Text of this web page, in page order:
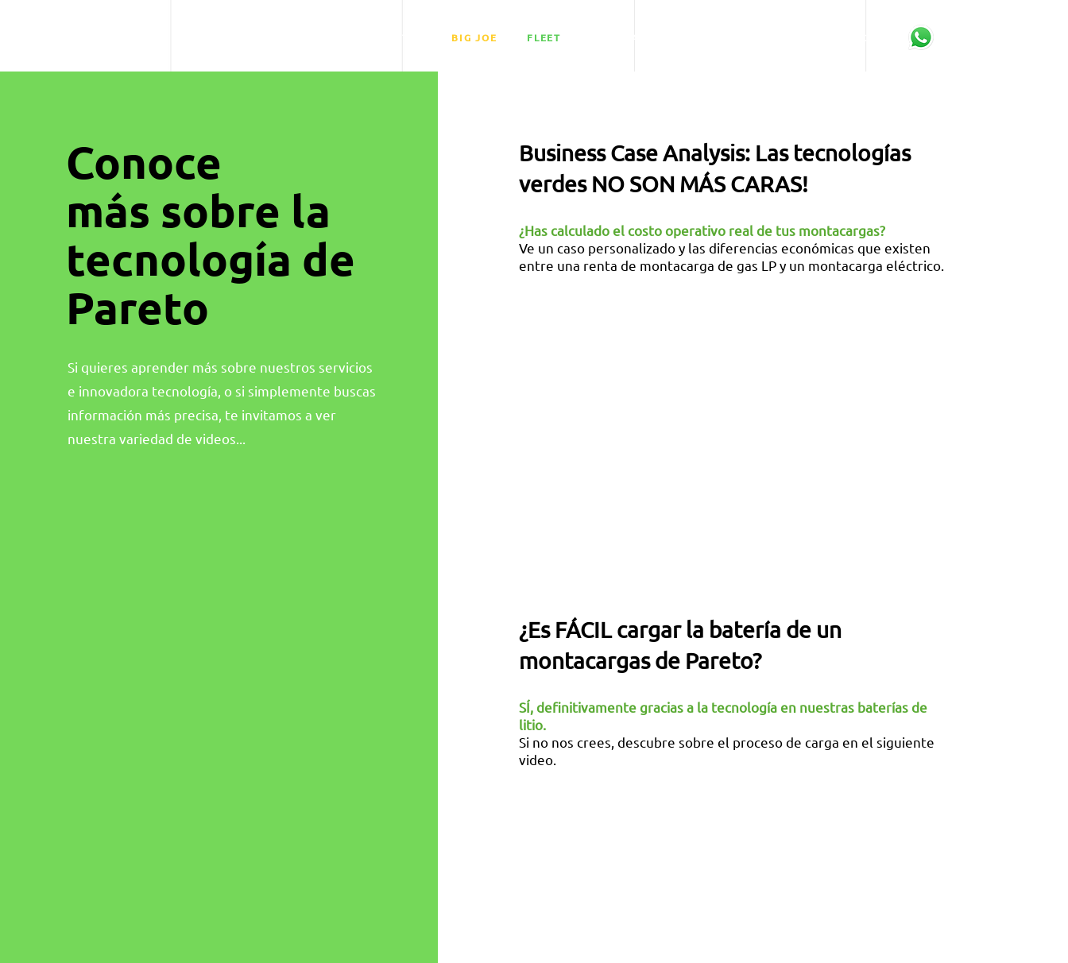
BIG JOE FLEET
Conoce
más sobre la
tecnología de
Pareto
Si quieres aprender más sobre nuestros servicios
e innovadora tecnología, o si simplemente buscas
información más precisa, te invitamos a ver
nuestra variedad de videos...
Business Case Analysis: Las tecnologías
verdes NO SON MÁS CARAS!
¿Has calculado el costo operativo real de tus montacargas?
Ve un caso personalizado y las diferencias económicas que existen
entre una renta de montacarga de gas LP y un montacarga eléctrico.
¿Es FÁCIL cargar la batería de un
montacargas de Pareto?
SÍ, definitivamente gracias a la tecnología en nuestras baterías de
litio.
Si no nos crees, descubre sobre el proceso de carga en el siguiente
video.